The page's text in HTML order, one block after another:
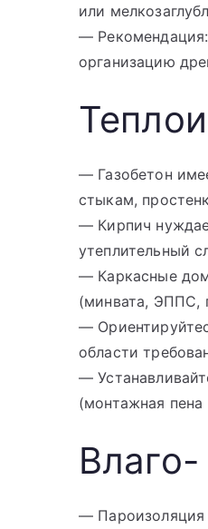
или
— Рекомендация:
организацию
— Газобетон
стыкам,
— Кирпич
утеплительный
— Каркасные
(минвата, ЭППС,
—
области
—
(монтажная
— Пароизоляция